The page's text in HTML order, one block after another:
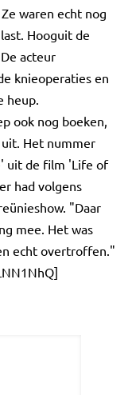
waren echt nog
Hooguit de
acteur
knieoperaties en
heup.
ook nog boeken,
Het nummer
uit de film 'Life of
had volgens
"Daar
mee. Het was
echt overtroffen."